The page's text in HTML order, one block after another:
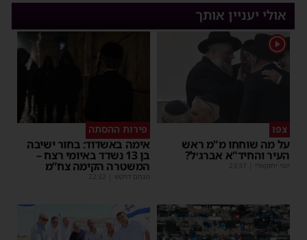
אולי יעניין אותך
1
צפו
על מה שוחחו מ"מ ראש
העיר והחיד"א אברג׳ל?
יוסי יחזקאלי 23:37
פירות ההסתה
אימה באשדוד: בחור ישיבה
בן 13 נשדד באיומי רצח –
המשטרה הקימה צח”מ
מנחם דויטש 22:32